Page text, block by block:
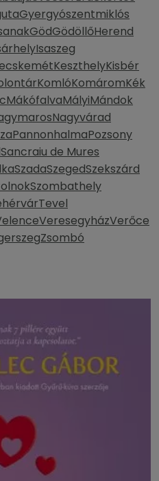
Gyergyószentmiklós
GödGödöllőHerend
Isaszeg
KeszthelyKisbér
KomlóKomáromKék
MákófalvaMályiMándok
Nagyvárad
PannonhalmaPozsony
Sancraiu de Mures
SzadaSzegedSzekszárd
Szombathely
Tevel
VeresegyházVerőce
Zsombó